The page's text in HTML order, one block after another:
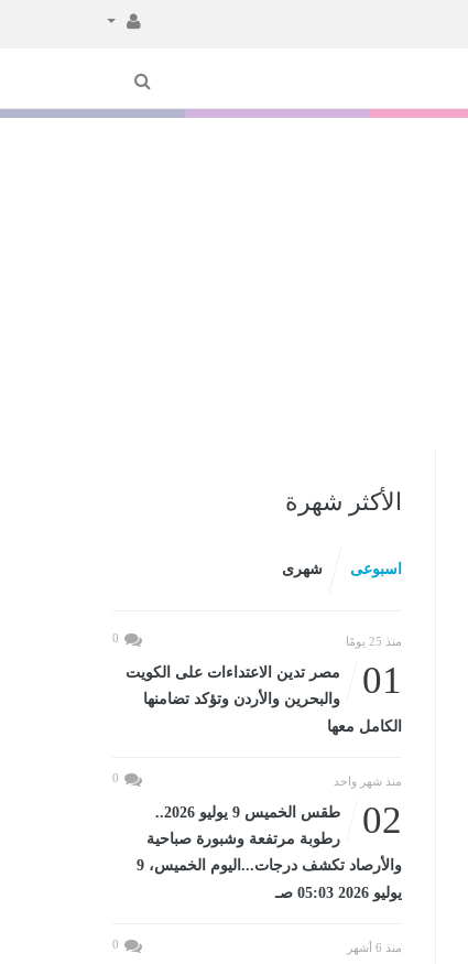
الأكثر شهرة
اسبوعى شهرى
منذ 25 يومًا 0
01
مصر تدين الاعتداءات على الكويت
والبحرين والأردن وتؤكد تضامنها
الكامل معها
منذ شهر واحد 0
02
طقس الخميس 9 يوليو 2026..
رطوبة مرتفعة وشبورة صباحية
والأرصاد تكشف درجات...اليوم الخميس، 9
يوليو 2026 05:03 صـ
منذ 6 أشهر 0